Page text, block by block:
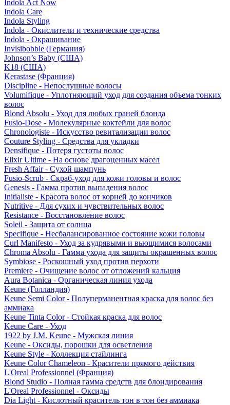
Indola Act Now
Indola Care
Indola Styling
Indola - Окислители и технические средства
Indola - Окрашивание
Invisibobble (Германия)
Johnson’s Baby (США)
K18 (США)
Kerastase (Франция)
Discipline - Непослушные волосы
Volumifique - Уплотняющий уход для создания объема тонких
волос
Blond Absolu - Уход для любых граней блонда
Fusio-Dose - Молекулярные коктейли для волос
Chronologiste - Искусство ревитализации волос
Couture Styling - Средства для укладки
Densifique - Потеря густоты волос
Elixir Ultime - На основе драгоценных масел
Fresh Affair - Сухой шампунь
Fusio-Scrub - Скраб-уход для кожи головы и волос
Genesis - Гамма против выпадения волос
Initialiste - Красота волос от корней до кончиков
Nutritive - Для сухих и чувствительных волос
Resistance - Восстановление волос
Soleil - Защита от солнца
Specifique - Несбалансированное состояние кожи головы
Curl Manifesto - Уход за кудрявыми и вьющимися волосами
Chroma Absolu - Гамма ухода для защиты окрашенных волос
Symbiose - Роскошный уход против перхоти
Premiere - Очищение волос от отложений кальция
Aura Botanica - Органическая линия ухода
Keune (Голландия)
Keune Semi Color - Полуперманентная краска для волос без
аммиака
Keune Tinta Color - Стойкая краска для волос
Keune Care - Уход
1922 by J.M. Keune - Мужская линия
Keune - Оксиды, порошки для осветления
Keune Style - Коллекция стайлинга
Keune Color Chameleon - Красители прямого действия
L'Oreal Professionnel (Франция)
Blond Studio - Полная гамма средств для блондирования
L'Oreal Professionnel - Оксиды
Dia Light - Кислотный краситель тон в тон без аммиака